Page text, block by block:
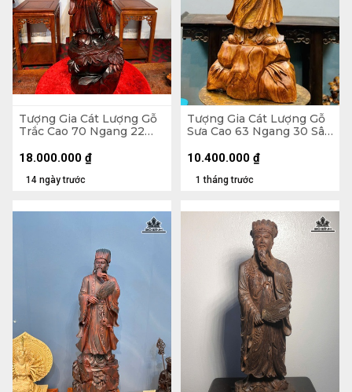
Tượng Gia Cát Lượng Gỗ
Trắc Cao 70 Ngang 22
14 ngày trước
18.000.000 ₫
Tượng Gia Cát Lượng Gỗ
Sưa Cao 63 Ngang 30 Sâu
1 tháng trước
10.400.000 ₫